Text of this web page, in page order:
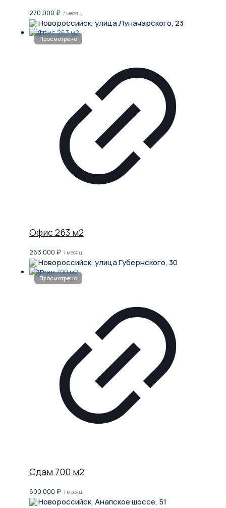
270 000 ₽ / месяц
Новороссийск, улица Луначарского, 23
Офис 263 м2
263 000 ₽ / месяц
Новороссийск, улица Губернского, 30
Сдам 700 м2
600 000 ₽ / месяц
Новороссийск, Анапское шоссе, 51